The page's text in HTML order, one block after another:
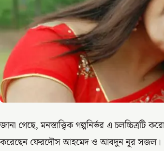
জানা গেছে, মনস্তাত্ত্বিক গল্পনির্ভর এ
করেছেন ফেরদৌস আহমেদ ও আবদুন নূর সজল।